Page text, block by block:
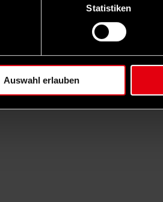
Statistiken
Auswahl erlauben